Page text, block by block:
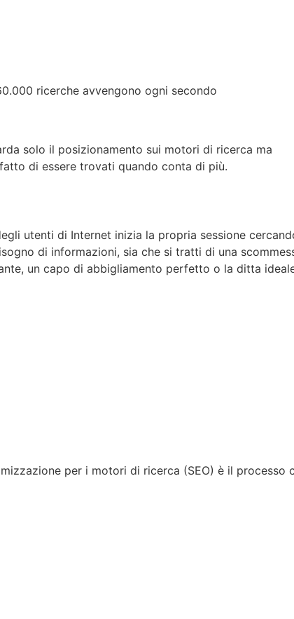
ricerche avvengono ogni secondo
solo il posizionamento sui motori di ricerca ma
di essere trovati quando conta di più.
utenti di Internet inizia la propria sessione
di informazioni, sia che si tratti di una
un capo di abbigliamento perfetto o la ditta
per i motori di ricerca (SEO) è il